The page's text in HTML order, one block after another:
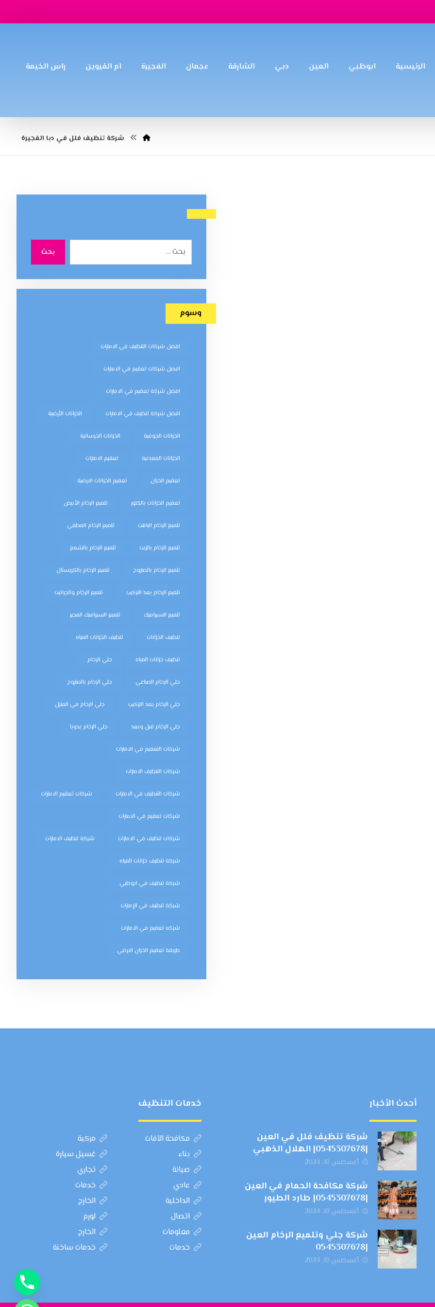
الرئيسية ابوظبي العين دبي الشارقة عجمان الفجيرة ام القيوين راس الخيمة
شركة تنظيف فلل في دبا الفجيرة
بحث
وسوم
افضل شركات التنظيف في الامارات
افضل شركات تعقيم في الامارات
افضل شركة تعقيم في الامارات
افضل شركة تنظيف في الامارات الخزانات الأرضية
الخزانات الجوفية الخزانات الخرسانية
الخزانات المعدنية تعقيم الامارات
تعقيم الخزان تعقيم الخزانات الارضية
تعقيم الخزانات بالكلور تلميع الرخام الأبيض
تلميع الرخام الباهت تلميع الرخام المطفي
تلميع الرخام بالزيت تلميع الرخام بالشمع
تلميع الرخام بالصاروخ تلميع الرخام بالكريستال
تلميع الرخام بعد التركيب تلميع الرخام والجرانيت
تلميع السيراميك تلميع السيراميك المجير
تنظيف الخزانات تنظيف الخزانات المياه
تنظيف خزانات المياه جلي الرخام
جلي الرخام الصناعي جلي الرخام بالصاروخ
جلي الرخام بعد التركيب جلي الرخام في المنزل
جلي الرخام قبل وبعد جلي الرخام يدويا
شركات التعقيم في الامارات
شركات التنظيف الامارات
شركات التنظيف في الامارات شركات تعقيم الامارات
شركات تعقيم في الامارات
شركات تنظيف في الامارات شركة تنظيف الامارات
شركة تنظيف خزانات المياه
شركة تنظيف في ابوظبي
شركة تنظيف في الإمارات
شركه تعقيم في الامارات
طريقة تعقيم الخزان الارضي
أحدث الأخبار
شركة تنظيف فلل في العين
|0545307678| الهلال الذهبي
أغسطس 10, 2024
شركة مكافحة الحمام في العين
|0545307678| طارد الطيور
أغسطس 10, 2024
شركة جلي وتلميع الرخام العين
|0545307678
أغسطس 10, 2024
خدمات التنظيف
مكافحة الآفات
مركبة
بناء
غسيل سيارة
صيانة
تجاري
عادي
خدمات
الداخلية
الخارج
اتصال
لورم
معلومات
الخارج
خدمات
خدمات ساخنة